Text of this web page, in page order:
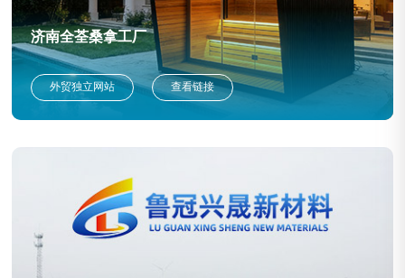
济南全荃桑拿工厂
外贸独立网站 查看链接